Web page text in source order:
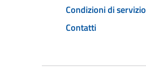
Condizioni di servizio
Contatti